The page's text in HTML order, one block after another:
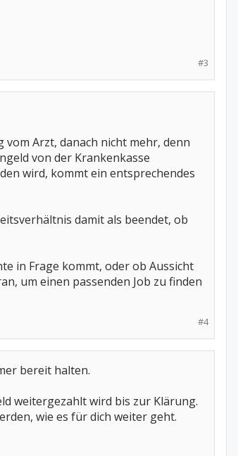
#3
Arzt, danach nicht mehr, denn
von der Krankenkasse
wird, kommt ein entsprechendes
damit als beendet, ob
in Frage kommt, oder ob Aussicht
um einen passenden Job zu finden
#4
bereit halten.
weitergezahlt wird bis zur Klärung.
wie es für dich weiter geht.